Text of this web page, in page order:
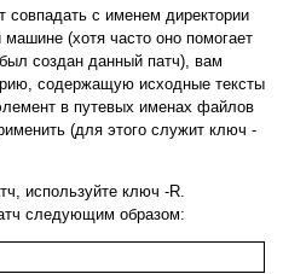
совпадать с именем директории
(хотя часто оно помогает
создан данный патч), вам
содержащую исходные тексты
в путевых именах файлов
(для этого служит ключ -
используйте ключ -R.
следующим образом: